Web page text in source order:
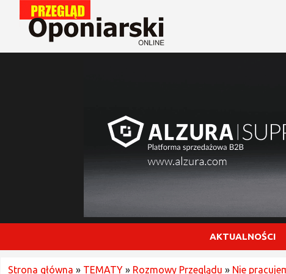
AKTUALNOŚCI
Strona główna » TEMATY » Rozmowy Przeglądu » Nie